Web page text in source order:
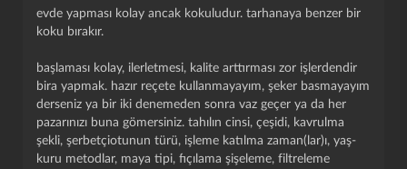
evde yapması kolay ancak kokuludur. tarhanaya benzer bir
koku bırakır.
başlaması kolay, ilerletmesi, kalite arttırması zor işlerdendir
bira yapmak. hazır reçete kullanmayayım, şeker basmayayım
derseniz ya bir iki denemeden sonra vaz geçer ya da her
pazarınızı buna gömersiniz. tahılın cinsi, çeşidi, kavrulma
şekli, şerbetçiotunun türü, işleme katılma zaman(lar)ı, yaş-
kuru metodlar, maya tipi, fıçılama şişeleme, filtreleme